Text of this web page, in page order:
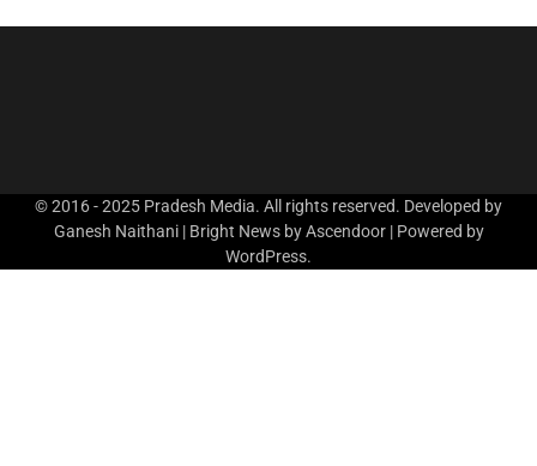
© 2016 - 2025 Pradesh Media. All rights reserved. Developed by
Ganesh Naithani | Bright News byAscendoor| Powered by
WordPress.